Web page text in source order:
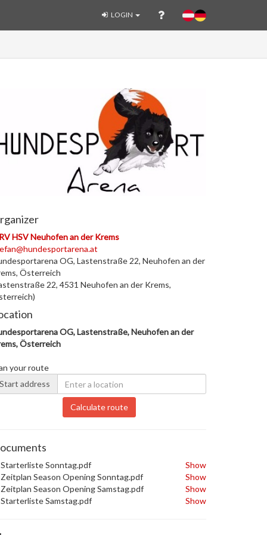
LOGIN
HSV Neuhofen an der Krems
OG, Lastenstraße 22, Neuhofen an der
Österreich
22, 4531 Neuhofen an der Krems,
OG, Lastenstraße, Neuhofen an der
Österreich
your route
Start address
Calculate route
Sonntag.pdf
Show
Season Opening Sonntag.pdf
Show
Season Opening Samstag.pdf
Show
Samstag.pdf
Show